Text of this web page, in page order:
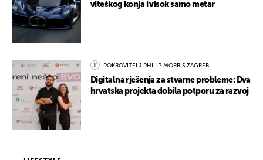
viteškog konja i visok samo metar
POKROVITELJ PHILIP MORRIS ZAGREB
Digitalna rješenja za stvarne probleme: Dva
hrvatska projekta dobila potporu za razvoj